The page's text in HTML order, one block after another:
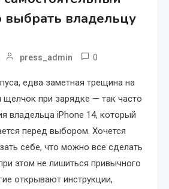
выбрать владельцу
press_admin 0
едва заметная трещина на
щелчок при зарядке — так часто
владельца iPhone 14, который
перед выбором. Хочется
себе, что можно все сделать
этом не лишиться привычного
открывают инструкции,